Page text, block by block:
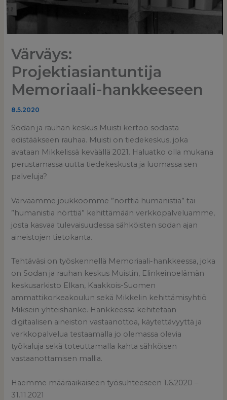
Värväys:
Projektiasiantuntija
Memoriaali-hankkeeseen
8.5.2020
Sodan ja rauhan keskus Muisti kertoo sodasta
edistääkseen rauhaa. Muisti on tiedekeskus, joka
avataan Mikkelissä keväällä 2021. Haluatko olla mukana
perustamassa uutta tiedekeskusta ja luomassa sen
palveluja?
Värväämme joukkoomme ”nörttiä humanistia” tai
”humanistia nörttiä” kehittämään verkkopalveluamme,
josta kasvaa tulevaisuudessa sähköisten sodan ajan
aineistojen tietokanta.
Tehtäväsi on työskennellä Memoriaali-hankkeessa, joka
on Sodan ja rauhan keskus Muistin, Elinkeinoelämän
keskusarkisto Elkan, Kaakkois-Suomen
ammattikorkeakoulun sekä Mikkelin kehittämisyhtiö
Miksein yhteishanke. Hankkeessa kehitetään
digitaalisen aineiston vastaanottoa, käytettävyyttä ja
verkkopalvelua testaamalla jo olemassa olevia
työkaluja sekä toteuttamalla kahta sähköisen
vastaanottamisen mallia.
Haemme määräaikaiseen työsuhteeseen 1.6.2020 –
31.11.2021